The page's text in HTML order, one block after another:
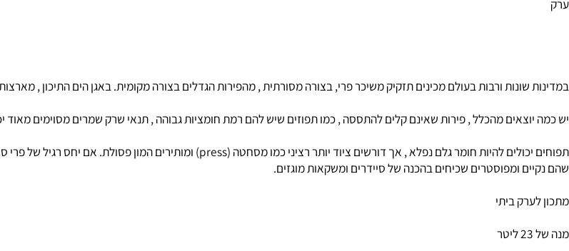
מהכלל , פירות שאינם קלים להתססה , כמו תפוזים שיש להם רמת חומציות גבוהה , תנאי שרק שמרים מסוימים מאוד